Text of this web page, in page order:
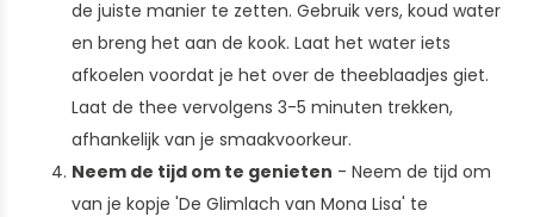
de juiste manier te zetten. Gebruik vers, koud water
en breng het aan de kook. Laat het water iets
afkoelen voordat je het over de theeblaadjes giet.
Laat de thee vervolgens 3-5 minuten trekken,
afhankelijk van je smaakvoorkeur.
Neem de tijd om te genieten - Neem de tijd om
van je kopje 'De Glimlach van Mona Lisa' te